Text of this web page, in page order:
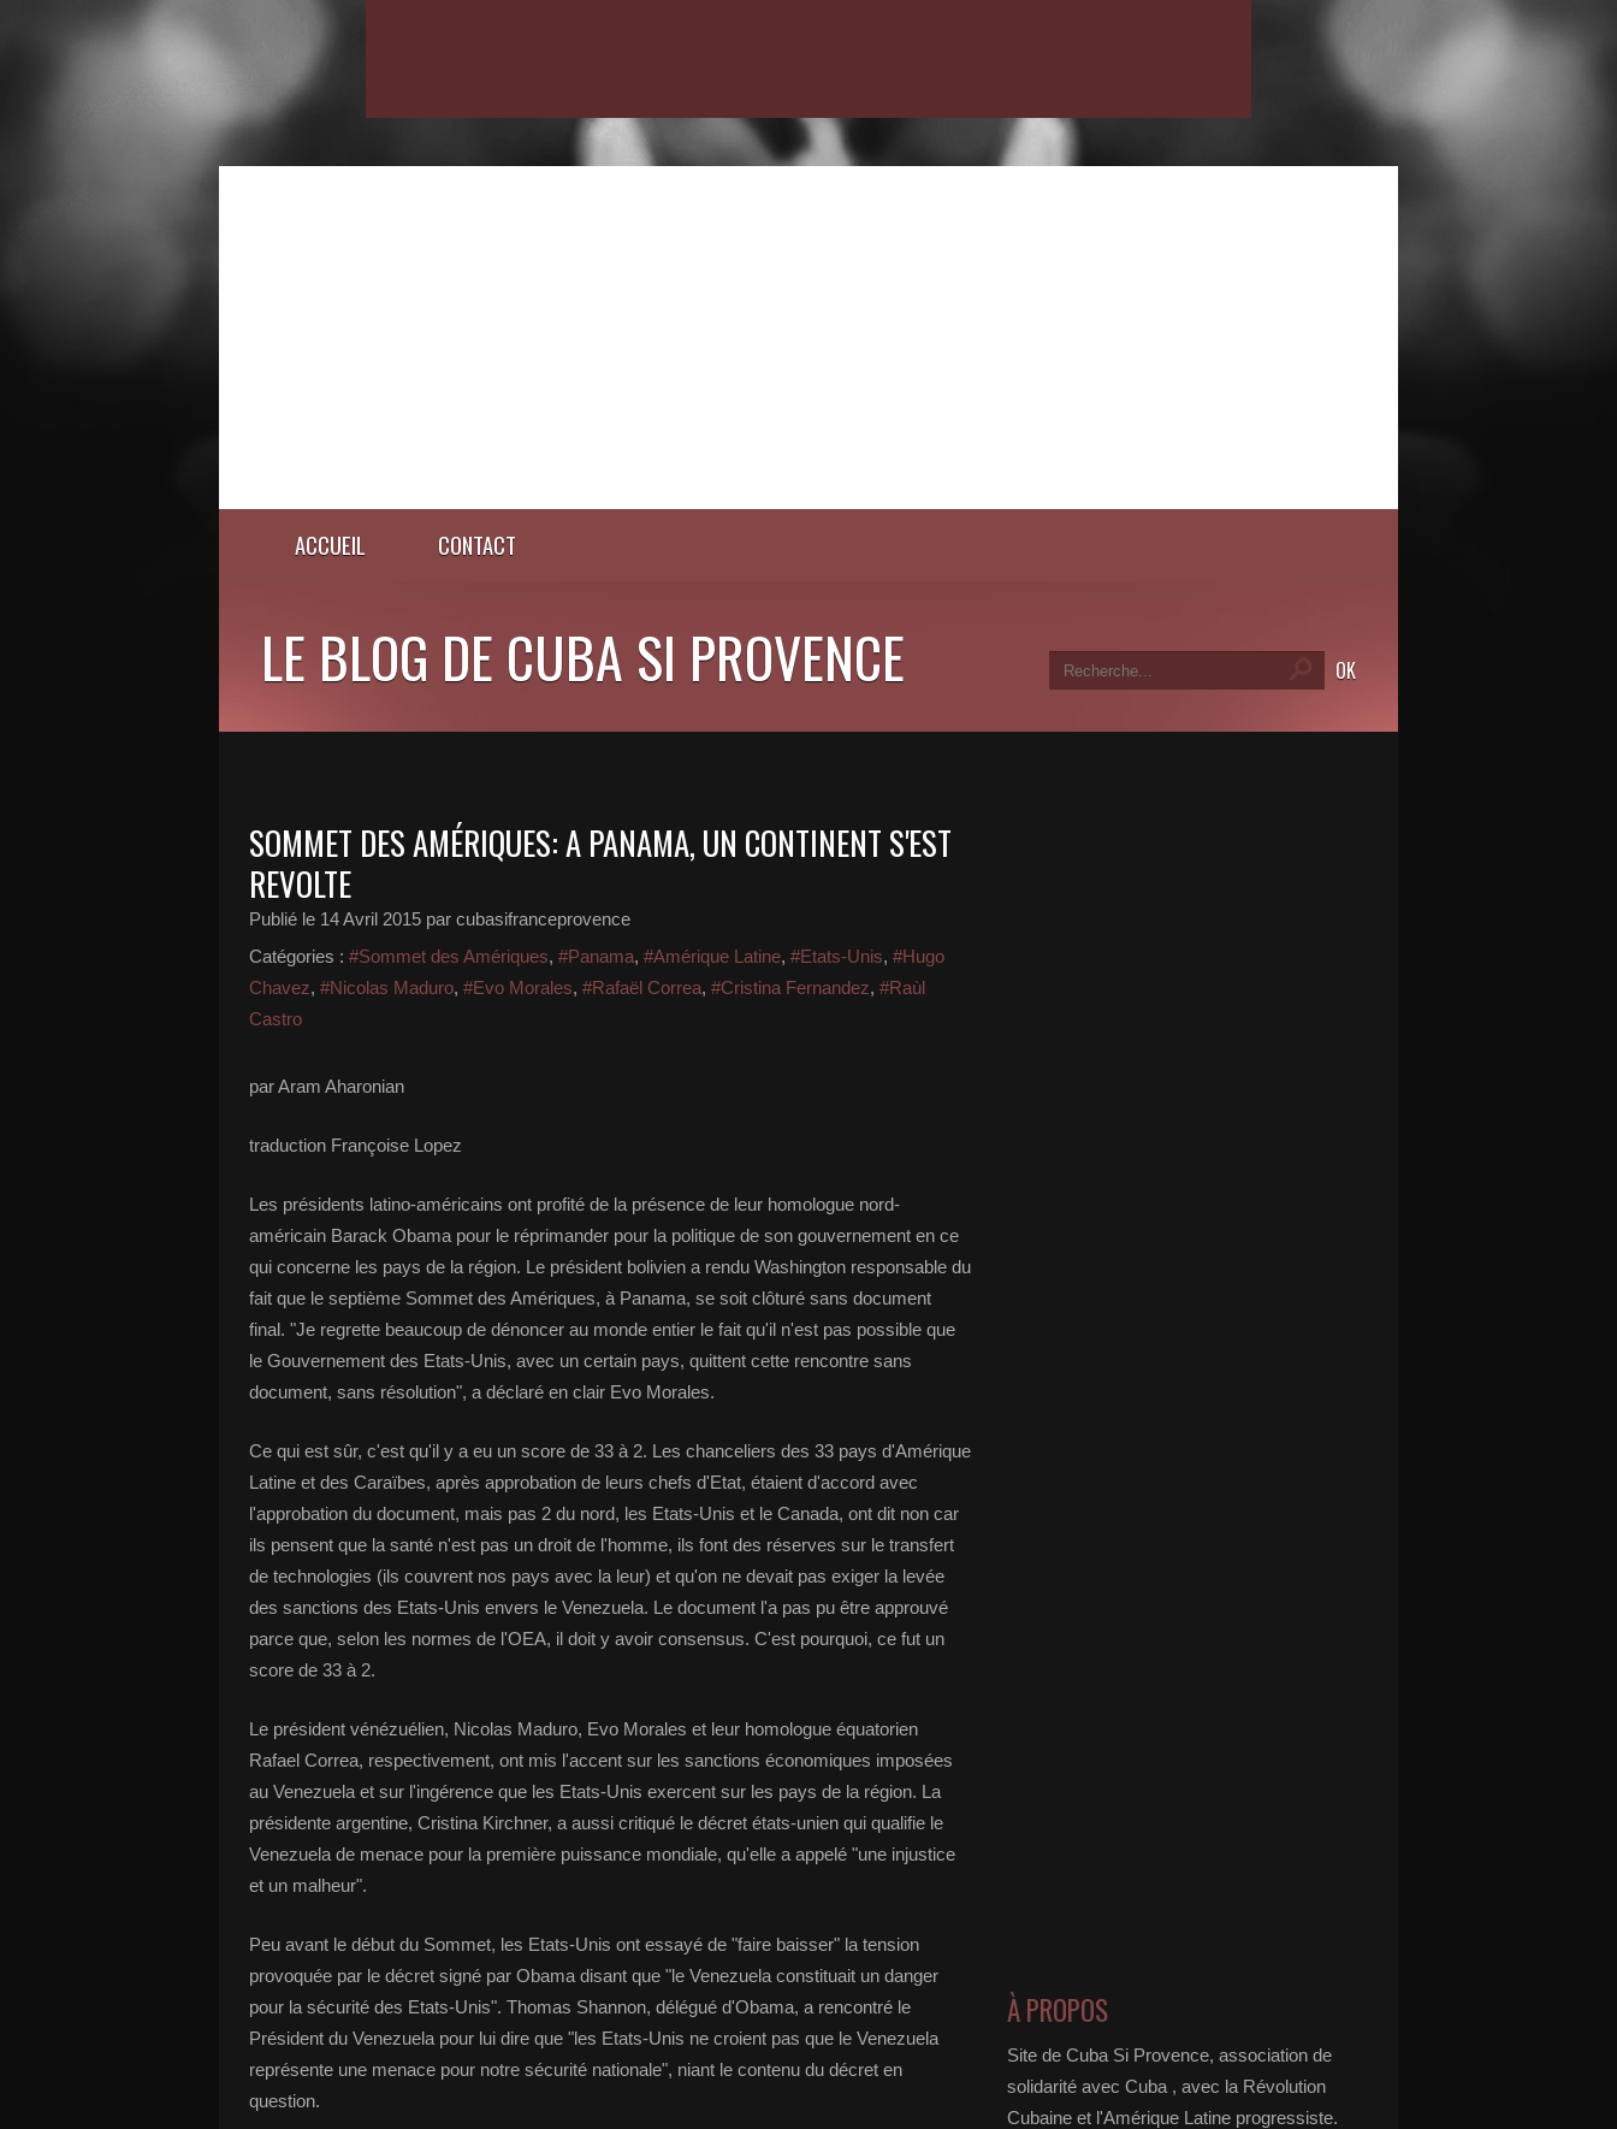
ACCUEIL CONTACT
LE BLOG DE CUBA SI PROVENCE
SOMMET DES AMÉRIQUES: A PANAMA, UN CONTINENT S'EST
REVOLTE
Publié le 14 Avril 2015 par cubasifranceprovence
Catégories : #Sommet des Amériques, #Panama, #Amérique Latine, #Etats-Unis, #Hugo
Chavez, #Nicolas Maduro, #Evo Morales, #Rafaël Correa, #Cristina Fernandez, #Raùl
Castro
par Aram Aharonian
traduction Françoise Lopez
Les présidents latino-américains ont profité de la présence de leur homologue nord-
américain Barack Obama pour le réprimander pour la politique de son gouvernement en ce
qui concerne les pays de la région. Le président bolivien a rendu Washington responsable du
fait que le septième Sommet des Amériques, à Panama, se soit clôturé sans document
final. "Je regrette beaucoup de dénoncer au monde entier le fait qu'il n'est pas possible que
le Gouvernement des Etats-Unis, avec un certain pays, quittent cette rencontre sans
document, sans résolution", a déclaré en clair Evo Morales.
Ce qui est sûr, c'est qu'il y a eu un score de 33 à 2. Les chanceliers des 33 pays d'Amérique
Latine et des Caraïbes, après approbation de leurs chefs d'Etat, étaient d'accord avec
l'approbation du document, mais pas 2 du nord, les Etats-Unis et le Canada, ont dit non car
ils pensent que la santé n'est pas un droit de l'homme, ils font des réserves sur le transfert
de technologies (ils couvrent nos pays avec la leur) et qu'on ne devait pas exiger la levée
des sanctions des Etats-Unis envers le Venezuela. Le document l'a pas pu être approuvé
parce que, selon les normes de l'OEA, il doit y avoir consensus. C'est pourquoi, ce fut un
score de 33 à 2.
Le président vénézuélien, Nicolas Maduro, Evo Morales et leur homologue équatorien
Rafael Correa, respectivement, ont mis l'accent sur les sanctions économiques imposées
au Venezuela et sur l'ingérence que les Etats-Unis exercent sur les pays de la région. La
présidente argentine, Cristina Kirchner, a aussi critiqué le décret états-unien qui qualifie le
Venezuela de menace pour la première puissance mondiale, qu'elle a appelé "une injustice
et un malheur".
Peu avant le début du Sommet, les Etats-Unis ont essayé de "faire baisser" la tension
provoquée par le décret signé par Obama disant que "le Venezuela constituait un danger
pour la sécurité des Etats-Unis". Thomas Shannon, délégué d'Obama, a rencontré le
Président du Venezuela pour lui dire que "les Etats-Unis ne croient pas que le Venezuela
représente une menace pour notre sécurité nationale", niant le contenu du décret en
question.
À PROPOS
Site de Cuba Si Provence, association de
solidarité avec Cuba , avec la Révolution
Cubaine et l'Amérique Latine progressiste.